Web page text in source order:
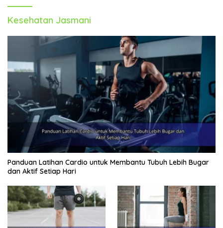
Kesehatan Jasmani
Panduan Latihan Cardio untuk Membantu Tubuh Lebih Bugar
dan Aktif Setiap Hari